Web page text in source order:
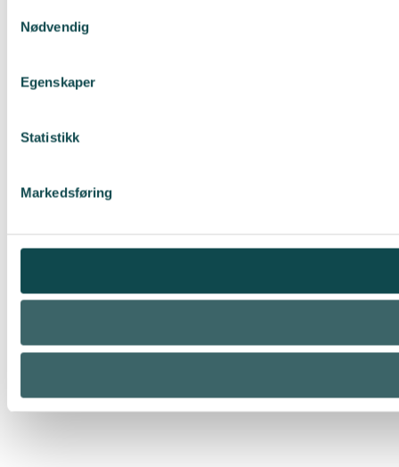
Nødvendig
Egenskaper
Statistikk
Markedsføring